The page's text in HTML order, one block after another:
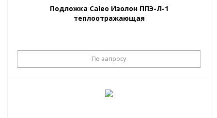
Подложка Caleo Изолон ППЭ-Л-1
теплоотражающая
По запросу